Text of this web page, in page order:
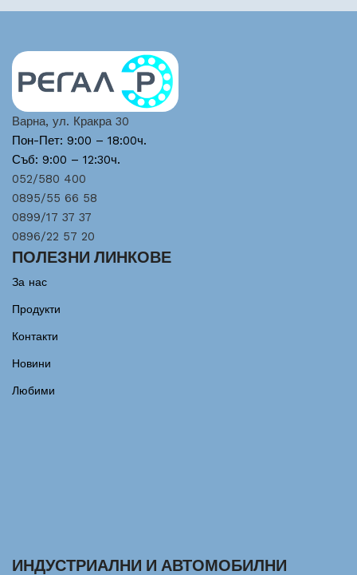
Варна, ул. Кракра 30
Пон-Пет: 9:00 – 18:00ч.
Съб: 9:00 – 12:30ч.
052/580 400
0895/55 66 58
0899/17 37 37
0896/22 57 20
ПОЛЕЗНИ ЛИНКОВЕ
За нас
Продукти
Контакти
Новини
Любими
ИНДУСТРИАЛНИ И АВТОМОБИЛНИ